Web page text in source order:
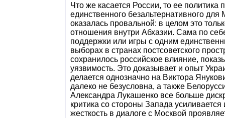
Что же касается России, то ее политика
единственного безальтернативного для
оказалась провальной: в целом это
отношения внутри Абхазии. Сама по
поддержки или игры с одним
выборах в странах постсоветского
сохранилось российское влияние,
уязвимость. Это доказывает и опыт
делается однозначно на Виктора
далеко не безусловна, а также
Александра Лукашенко все больше
критика со стороны Запада усиливается
жесткость в диалоге с Москвой